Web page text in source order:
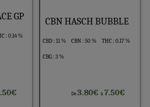
GP
: 0.14 %
CBN HASCH BUBBLE
CBD : 11 % CBN : 50 % THC : 0.17 %
CBG : 3 %
De3.80€ à7.50€